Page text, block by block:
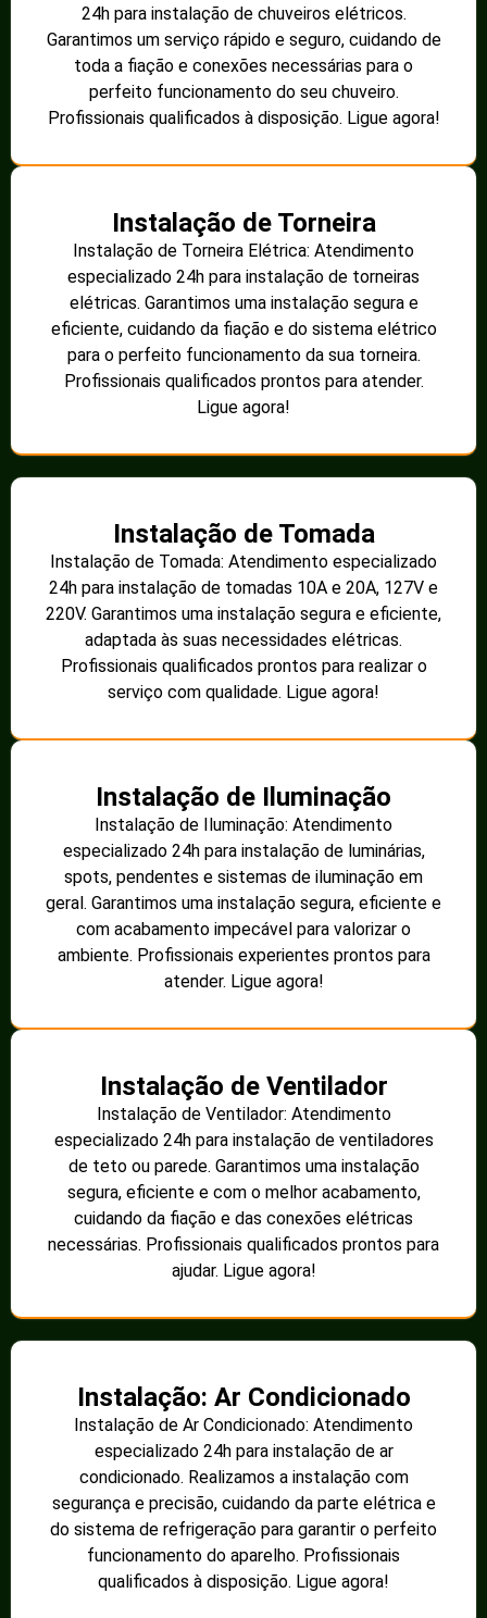
24h para instalação de chuveiros elétricos.
Garantimos um serviço rápido e seguro, cuidando de
toda a fiação e conexões necessárias para o
perfeito funcionamento do seu chuveiro.
Profissionais qualificados à disposição. Ligue agora!
Instalação de Torneira
Instalação de Torneira Elétrica: Atendimento
especializado 24h para instalação de torneiras
elétricas. Garantimos uma instalação segura e
eficiente, cuidando da fiação e do sistema elétrico
para o perfeito funcionamento da sua torneira.
Profissionais qualificados prontos para atender.
Ligue agora!
Instalação de Tomada
Instalação de Tomada: Atendimento especializado
24h para instalação de tomadas 10A e 20A, 127V e
220V. Garantimos uma instalação segura e eficiente,
adaptada às suas necessidades elétricas.
Profissionais qualificados prontos para realizar o
serviço com qualidade. Ligue agora!
Instalação de Iluminação
Instalação de Iluminação: Atendimento
especializado 24h para instalação de luminárias,
spots, pendentes e sistemas de iluminação em
geral. Garantimos uma instalação segura, eficiente e
com acabamento impecável para valorizar o
ambiente. Profissionais experientes prontos para
atender. Ligue agora!
Instalação de Ventilador
Instalação de Ventilador: Atendimento
especializado 24h para instalação de ventiladores
de teto ou parede. Garantimos uma instalação
segura, eficiente e com o melhor acabamento,
cuidando da fiação e das conexões elétricas
necessárias. Profissionais qualificados prontos para
ajudar. Ligue agora!
Instalação: Ar Condicionado
Instalação de Ar Condicionado: Atendimento
especializado 24h para instalação de ar
condicionado. Realizamos a instalação com
segurança e precisão, cuidando da parte elétrica e
do sistema de refrigeração para garantir o perfeito
funcionamento do aparelho. Profissionais
qualificados à disposição. Ligue agora!